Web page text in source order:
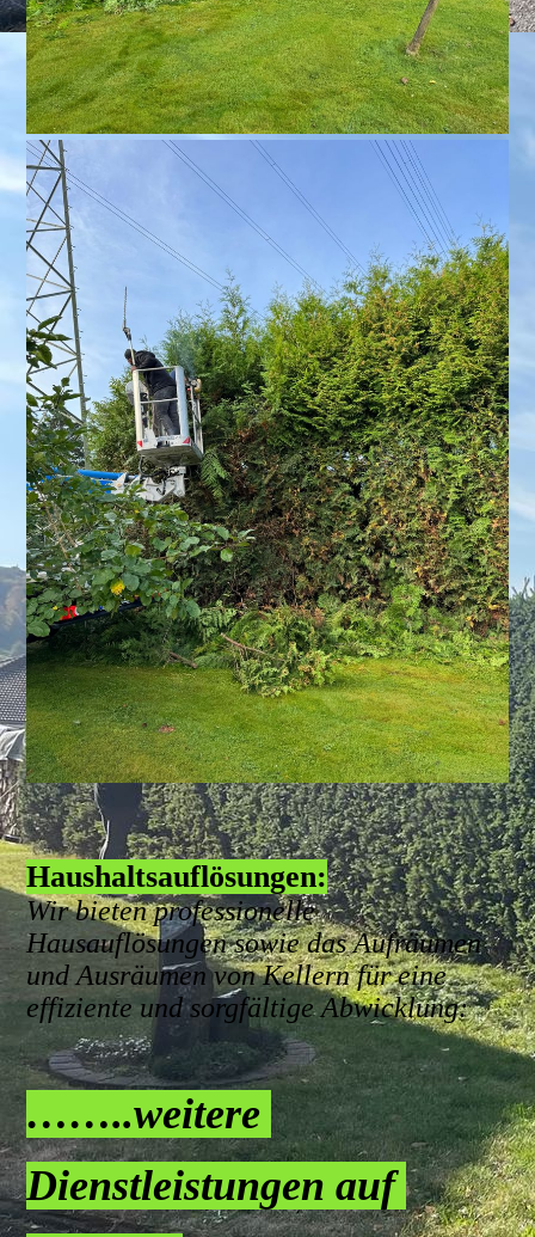
Haushaltsauflösungen:
Wir bieten professionelle
Hausauflösungen sowie das Aufräumen
und Ausräumen von Kellern für eine
effiziente und sorgfältige Abwicklung:
……..weitere
Dienstleistungen auf